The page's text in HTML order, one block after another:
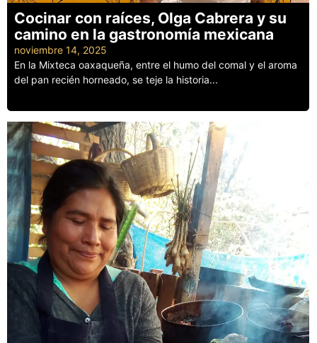
Cocinar con raíces, Olga Cabrera y su
camino en la gastronomía mexicana
noviembre 14, 2025
En la Mixteca oaxaqueña, entre el humo del comal y el aroma
del pan recién horneado, se teje la historia...